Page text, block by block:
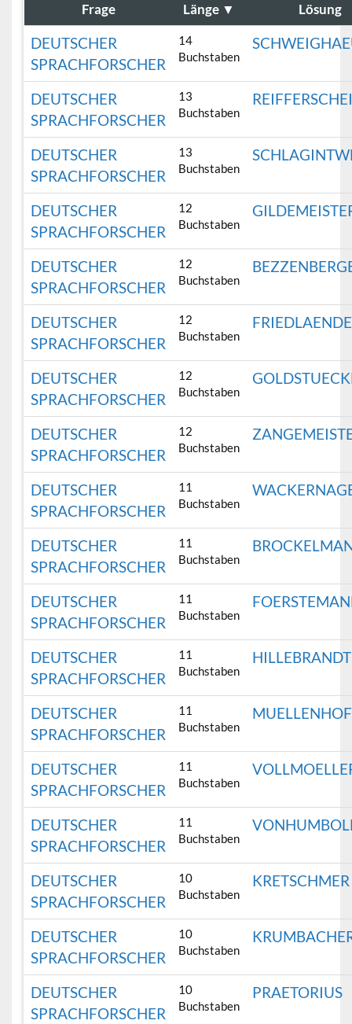
Frage Länge ▼ Lösung
DEUTSCHER
SPRACHFORSCHER
14
Buchstaben
DEUTSCHER
SPRACHFORSCHER
13
Buchstaben
DEUTSCHER
SPRACHFORSCHER
13
Buchstaben
DEUTSCHER
SPRACHFORSCHER
12
Buchstaben
DEUTSCHER
SPRACHFORSCHER
12
Buchstaben
DEUTSCHER
SPRACHFORSCHER
12
Buchstaben
DEUTSCHER
SPRACHFORSCHER
12
Buchstaben
DEUTSCHER
SPRACHFORSCHER
12
Buchstaben
DEUTSCHER
SPRACHFORSCHER
11
Buchstaben
DEUTSCHER
SPRACHFORSCHER
11
Buchstaben
DEUTSCHER
SPRACHFORSCHER
11
Buchstaben
DEUTSCHER
SPRACHFORSCHER
11
Buchstaben
HILLEBRANDT
DEUTSCHER
SPRACHFORSCHER
11
Buchstaben
DEUTSCHER
SPRACHFORSCHER
11
Buchstaben
DEUTSCHER
SPRACHFORSCHER
11
Buchstaben
DEUTSCHER
SPRACHFORSCHER
10
Buchstaben
KRETSCHMER
DEUTSCHER
SPRACHFORSCHER
10
Buchstaben
DEUTSCHER
SPRACHFORSCHER
10
Buchstaben
PRAETORIUS